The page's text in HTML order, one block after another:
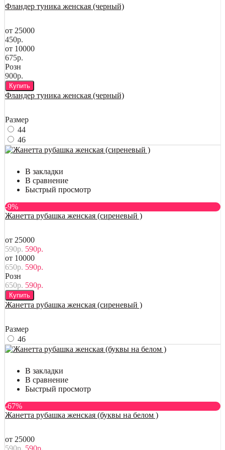
Фландер туника женская (черный)
от 25000
450р.
от 10000
675р.
Розн
900р.
Купить
Фландер туника женская (черный)
Размер
44
46
В закладки
В сравнение
Быстрый просмотр
-9%
Жанетта рубашка женская (сиреневый )
от 25000
590р. 590р.
от 10000
650р. 590р.
Розн
650р. 590р.
Купить
Жанетта рубашка женская (сиреневый )
Размер
46
В закладки
В сравнение
Быстрый просмотр
-67%
Жанетта рубашка женская (буквы на белом )
от 25000
590р. 590р.